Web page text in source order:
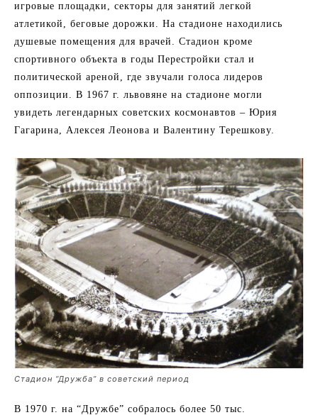
игровые площадки, секторы для занятий легкой
атлетикой, беговые дорожки. На стадионе находились
душевые помещения для врачей. Стадион кроме
спортивного объекта в годы Перестройки стал и
политической ареной, где звучали голоса лидеров
оппозиции. В 1967 г. львовяне на стадионе могли
увидеть легендарных советских космонавтов – Юрия
Гагарина, Алексея Леонова и Валентину Терешкову.
Стадион “Дружба” в советский период
В 1970 г. на “Дружбе” собралось более 50 тыс.